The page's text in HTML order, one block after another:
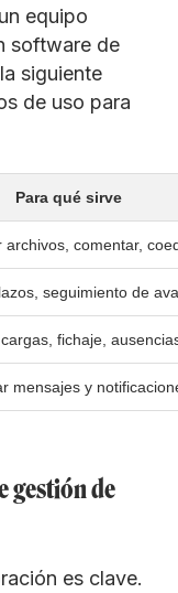
equipo
software de
siguiente
de uso para
Para qué sirve
archivos, comentar,
seguimiento de
fichaje,
mensajes y
gestión de
es clave.